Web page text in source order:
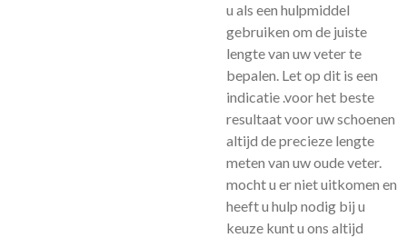
u als een hulpmiddel
gebruiken om de juiste
lengte van uw veter te
bepalen. Let op dit is een
indicatie .voor het beste
resultaat voor uw schoenen
altijd de precieze lengte
meten van uw oude veter.
mocht u er niet uitkomen en
heeft u hulp nodig bij u
keuze kunt u ons altijd